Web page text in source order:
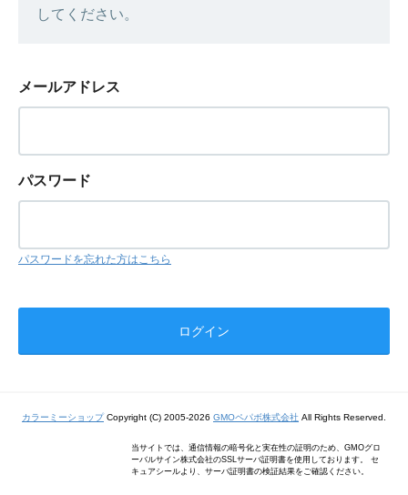
してください。
メールアドレス
パスワード
パスワードを忘れた方はこちら
カラーミーショップCopyright (C) 2005-2026 GMOペパボ株式会社 All Rights Reserved.
当サイトでは、通信情報の暗号化と実在性の証明のため、GMOグロ
ーバルサイン株式会社のSSLサーバ証明書を使用しております。 セ
キュアシールより、サーバ証明書の検証結果をご確認ください。